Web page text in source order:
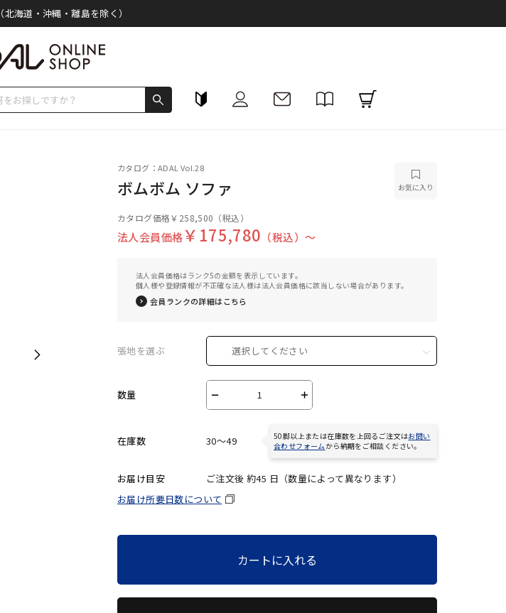
海道・沖縄・離島を除く）
カタログ：ADAL Vol.28
ボムボム ソファ お気に入り
カタログ価格￥258,500 （税込）
法人会員価格￥175,780 （税込）〜
法人会員価格はランク5の金額を表示しています。
個人様や登録情報が不正確な法人様は法人会員価格に該当しない場合があります。
会員ランクの詳細はこちら
張地を選ぶ 選択してください
数量 － ＋
在庫数 30～49 50脚以上または在庫数を上回るご注文はお問い
合わせフォームから納期をご相談ください。
お届け目安 ご注文後 約45 日（数量によって異なります）
お届け所要日数について
カートに入れる